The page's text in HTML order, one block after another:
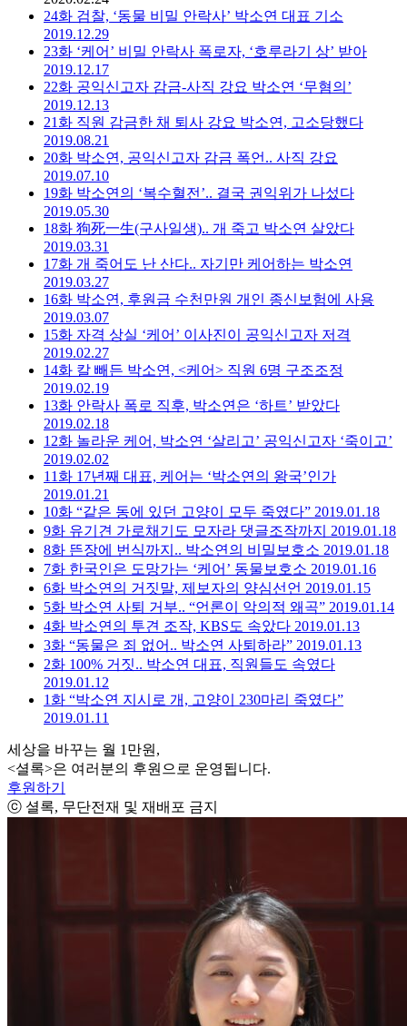
24화 검찰, ‘동물 비밀 안락사’ 박소연 대표 기소
2019.12.29
23화 ‘케어’ 비밀 안락사 폭로자, ‘호루라기 상’ 받아
2019.12.17
22화 공익신고자 감금-사직 강요 박소연 ‘무혐의’
2019.12.13
21화 직원 감금한 채 퇴사 강요 박소연, 고소당했다
2019.08.21
20화 박소연, 공익신고자 감금 폭언.. 사직 강요
2019.07.10
19화 박소연의 ‘복수혈전’.. 결국 권익위가 나섰다
2019.05.30
18화 狗死一生(구사일생).. 개 죽고 박소연 살았다
2019.03.31
17화 개 죽어도 난 산다.. 자기만 케어하는 박소연
2019.03.27
16화 박소연, 후원금 수천만원 개인 종신보험에 사용
2019.03.07
15화 자격 상실 ‘케어’ 이사진이 공익신고자 저격
2019.02.27
14화 칼 빼든 박소연, <케어> 직원 6명 구조조정
2019.02.19
13화 안락사 폭로 직후, 박소연은 ‘하트’ 받았다
2019.02.18
12화 놀라운 케어, 박소연 ‘살리고’ 공익신고자 ‘죽이고’
2019.02.02
11화 17년째 대표, 케어는 ‘박소연의 왕국’인가
2019.01.21
10화 “같은 동에 있던 고양이 모두 죽였다” 2019.01.18
9화 유기견 가로채기도 모자라 댓글조작까지
2019.01.18
8화 뜬장에 번식까지.. 박소연의 비밀보호소 2019.01.18
7화 한국인은 도망가는 ‘케어’ 동물보호소 2019.01.16
6화 박소연의 거짓말, 제보자의 양심선언 2019.01.15
5화 박소연 사퇴 거부.. “언론이 악의적 왜곡” 2019.01.14
4화 박소연의 투견 조작, KBS도 속았다 2019.01.13
3화 “동물은 죄 없어.. 박소연 사퇴하라” 2019.01.13
2화 100% 거짓.. 박소연 대표, 직원들도 속였다
2019.01.12
1화 “박소연 지시로 개, 고양이 230마리 죽였다”
2019.01.11
세상을 바꾸는 월 1만원,
<셜록>은 여러분의 후원으로 운영됩니다.
후원하기
ⓒ 셜록, 무단전재 및 재배포 금지